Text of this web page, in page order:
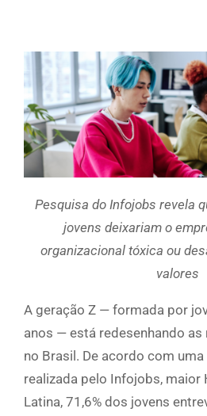
Pesquisa do Infojobs revela
jovens deixariam o
organizacional tóxica ou
valores
A geração Z — formada por
anos — está redesenhando
no Brasil. De acordo com
realizada pelo Infojobs, maior
Latina, 71,6% dos jovens